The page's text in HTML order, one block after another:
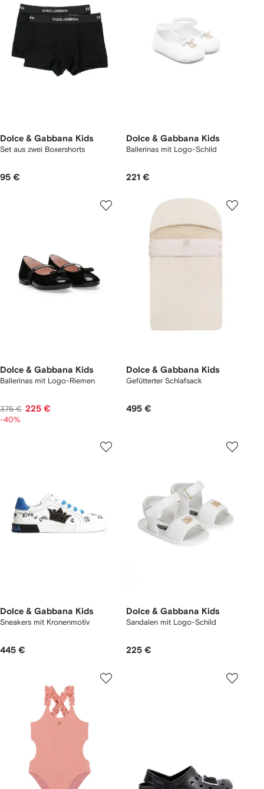
Dolce & Gabbana Kids
Set aus zwei Boxershorts
95 €
Dolce & Gabbana Kids
Ballerinas mit Logo-Schild
221 €
Dolce & Gabbana Kids
Ballerinas mit Logo-Riemen
375 € 225 €
-40%
Dolce & Gabbana Kids
Gefütterter Schlafsack
495 €
Dolce & Gabbana Kids
Sneakers mit Kronenmotiv
445 €
Dolce & Gabbana Kids
Sandalen mit Logo-Schild
225 €